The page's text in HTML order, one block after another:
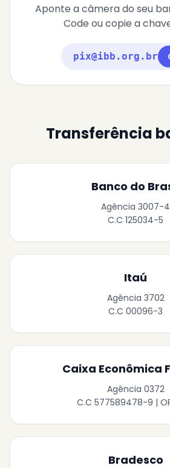
Aponte a câmera do seu
Code ou copie a
pix@ibb.org.br
Transferência
Banco do
Agência 3007-4
C.C 125034-5
Itaú
Agência 3702
C.C 00096-3
Caixa Econômica
Agência 0372
C.C 577589478-9 |
Bradesco